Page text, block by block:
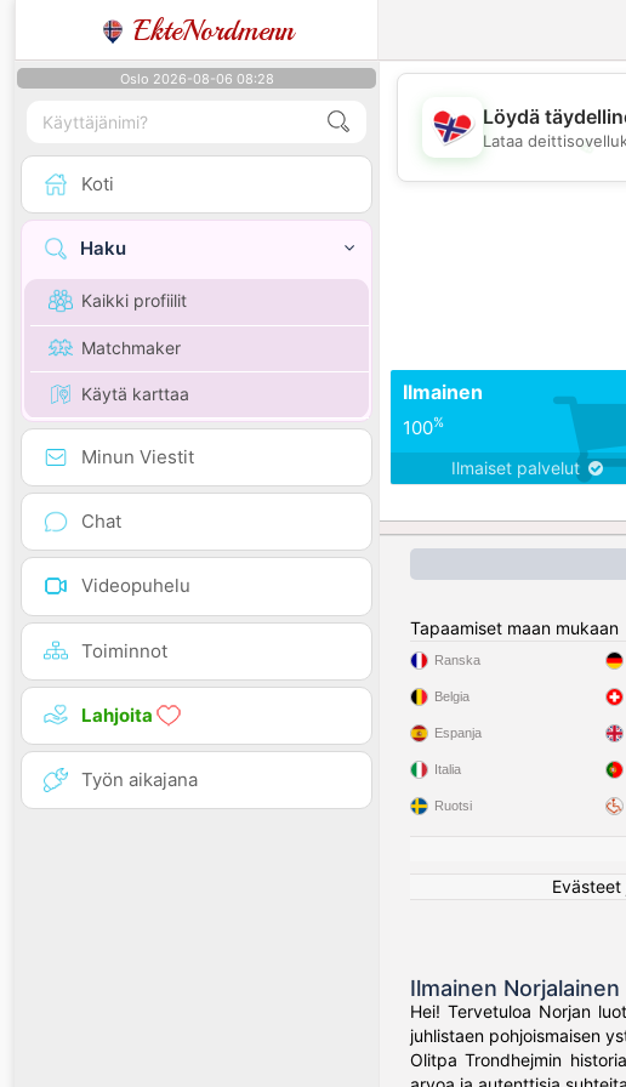
EkteNordmenn
Oslo 2026-08-06 08:28
Koti
Haku
Kaikki profiilit
Matchmaker
Käytä karttaa
Minun Viestit
Chat
Videopuhelu
Toiminnot
Lahjoita
Työn aikajana
💖
Löydä
Lataa
Ilmainen
100%
Ilmaiset palvelut
Tapaamiset maan mukaan
Ranska
Belgia
Espanja
Italia
Ruotsi
Evästeet
Ilmainen
Hei! Tervetuloa Norjan
juhlistaen pohjoismaisen
Olitpa Trondhejmin